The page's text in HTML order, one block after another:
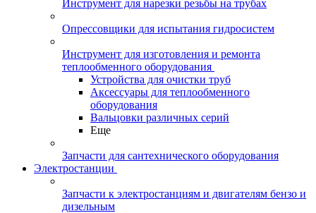
Инструмент для нарезки резьбы на трубах
Опрессовщики для испытания гидросистем
Инструмент для изготовления и ремонта
теплообменного оборудования
Устройства для очистки труб
Аксессуары для теплообменного
оборудования
Вальцовки различных серий
Еще
Запчасти для сантехнического оборудования
Электростанции
Запчасти к электростанциям и двигателям бензо и
дизельным